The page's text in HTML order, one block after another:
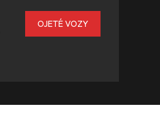
OJETÉ VOZY